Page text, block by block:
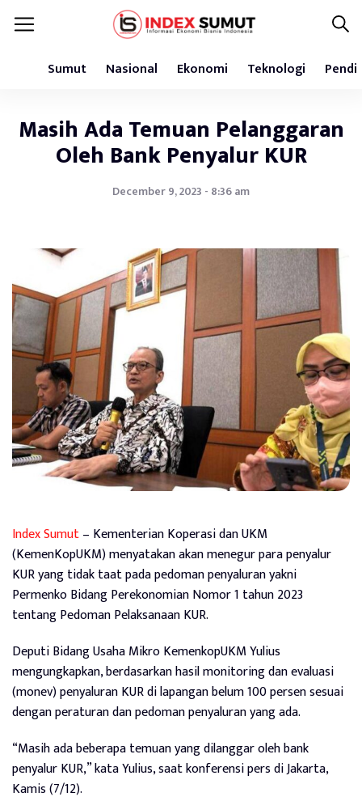
Sumut Nasional Ekonomi Teknologi
Masih Ada Temuan Pelanggaran
Oleh Bank Penyalur KUR
December 9, 2023 - 8:36 am
Index Sumut– Kementerian Koperasi dan UKM
(KemenKopUKM) menyatakan akan menegur para penyalur
KUR yang tidak taat pada pedoman penyaluran yakni
Permenko Bidang Perekonomian Nomor 1 tahun 2023
tentang Pedoman Pelaksanaan KUR.
Deputi Bidang Usaha Mikro KemenkopUKM Yulius
mengungkapkan, berdasarkan hasil monitoring dan evaluasi
(monev) penyaluran KUR di lapangan belum 100 persen sesuai
dengan peraturan dan pedoman penyaluran yang ada.
“Masih ada beberapa temuan yang dilanggar oleh bank
penyalur KUR,” kata Yulius, saat konferensi pers di Jakarta,
Kamis (7/12).